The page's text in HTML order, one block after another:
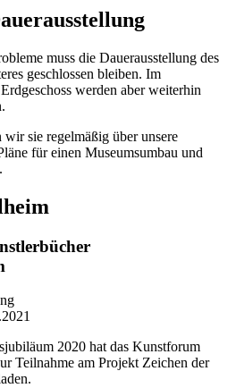
muss die Dauerausstellung des
geschlossen bleiben. Im
werden aber weiterhin
sie regelmäßig über unsere
für einen Museumsumbau und
2020 hat das Kunstforum
Teilnahme am Projekt Zeichen der